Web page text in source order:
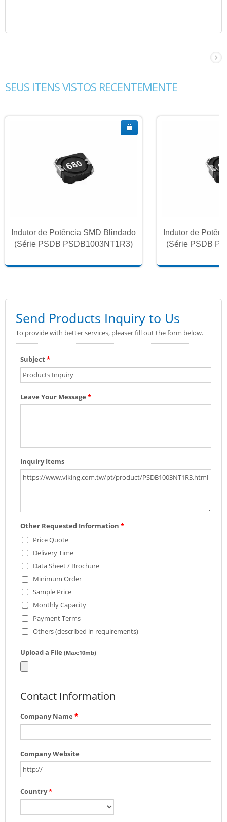
SEUS ITENS VISTOS RECENTEMENTE
Indutor de Potência SMD Blindado
(Série PSDB PSDB1003NT1R3)
Indutor de
(Série PSDB